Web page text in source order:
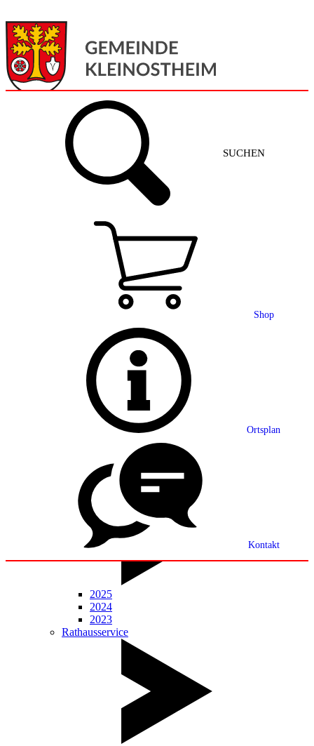
SUCHEN
Shop
Ortsplan
Kontakt
Gemeinde + Service
Grußwort
Ortsplan
Partnerschaft
Statistik
Mitteilungsblatt
2025
2024
2023
Rathausservice